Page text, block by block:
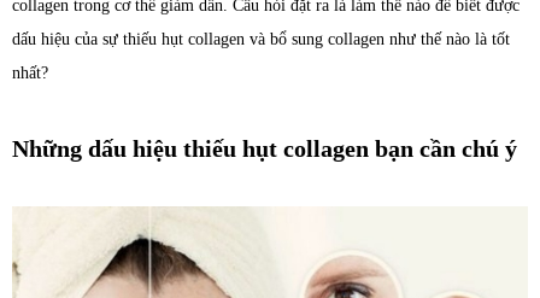
collagen trong cơ thể giảm dần. Câu hỏi đặt ra là làm thế nào để biết được
dấu hiệu của sự thiếu hụt collagen và bổ sung collagen như thế nào là tốt
nhất?
Những dấu hiệu thiếu hụt collagen bạn cần chú ý